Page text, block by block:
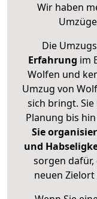
Wir haben
Die
Erfahrung im
Wolfen und
Umzug von
sich bringt.
Planung bis
Sie
und
sorgen
neuen